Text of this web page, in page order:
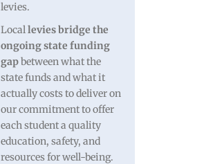
levies.
Locallevies bridge the
ongoing state funding
gapbetween what the
state funds and what it
actually costs to deliver on
our commitment to offer
each student a quality
education, safety, and
resources for well-being.